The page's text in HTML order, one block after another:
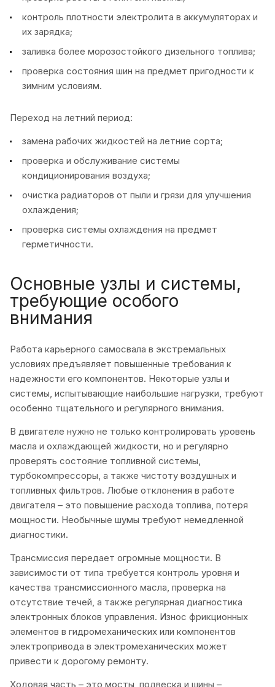
контроль плотности электролита в аккумуляторах и
их зарядка;
заливка более морозостойкого дизельного топлива;
проверка состояния шин на предмет пригодности к
зимним условиям.
Переход на летний период:
замена рабочих жидкостей на летние сорта;
проверка и обслуживание системы
кондиционирования воздуха;
очистка радиаторов от пыли и грязи для улучшения
охлаждения;
проверка системы охлаждения на предмет
герметичности.
Основные узлы и системы,
требующие особого
внимания
Работа карьерного самосвала в экстремальных
условиях предъявляет повышенные требования к
надежности его компонентов. Некоторые узлы и
системы, испытывающие наибольшие нагрузки, требуют
особенно тщательного и регулярного внимания.
В двигателе нужно не только контролировать уровень
масла и охлаждающей жидкости, но и регулярно
проверять состояние топливной системы,
турбокомпрессоры, а также чистоту воздушных и
топливных фильтров. Любые отклонения в работе
двигателя – это повышение расхода топлива, потеря
мощности. Необычные шумы требуют немедленной
диагностики.
Трансмиссия передает огромные мощности. В
зависимости от типа требуется контроль уровня и
качества трансмиссионного масла, проверка на
отсутствие течей, а также регулярная диагностика
электронных блоков управления. Износ фрикционных
элементов в гидромеханических или компонентов
электропривода в электромеханических может
привести к дорогому ремонту.
Ходовая часть – это мосты, подвеска и шины –